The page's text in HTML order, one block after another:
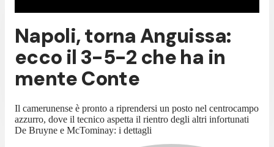
Napoli, torna Anguissa:
ecco il 3-5-2 che ha in
mente Conte
Il camerunense è pronto a riprendersi un posto nel centrocampo
azzurro, dove il tecnico aspetta il rientro degli altri infortunati
De Bruyne e McTominay: i dettagli